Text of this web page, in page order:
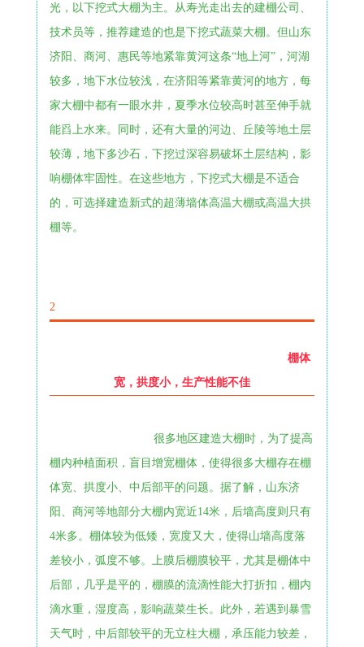
光，以下挖式大棚为主。从寿光走出去的建棚公司、
技术员等，推荐建造的也是下挖式蔬菜大棚。但山东
济阳、商河、惠民等地紧靠黄河这条“地上河”，河湖
较多，地下水位较浅，在济阳等紧靠黄河的地方，每
家大棚中都有一眼水井，夏季水位较高时甚至伸手就
能舀上水来。同时，还有大量的河边、丘陵等地土层
较薄，地下多沙石，下挖过深容易破坏土层结构，影
响棚体牢固性。在这些地方，下挖式大棚是不适合
的，可选择建造新式的超薄墙体高温大棚或高温大拱
棚等。
2
棚体
宽，拱度小，生产性能不佳
很多地区建造大棚时，为了提高
棚内种植面积，盲目增宽棚体，使得很多大棚存在棚
体宽、拱度小、中后部平的问题。据了解，山东济
阳、商河等地部分大棚内宽近14米，后墙高度则只有
4米多。棚体较为低矮，宽度又大，使得山墙高度落
差较小，弧度不够。上膜后棚膜较平，尤其是棚体中
后部，几乎是平的，棚膜的流滴性能大打折扣，棚内
滴水重，湿度高，影响蔬菜生长。此外，若遇到暴雪
天气时，中后部较平的无立柱大棚，承压能力较差，